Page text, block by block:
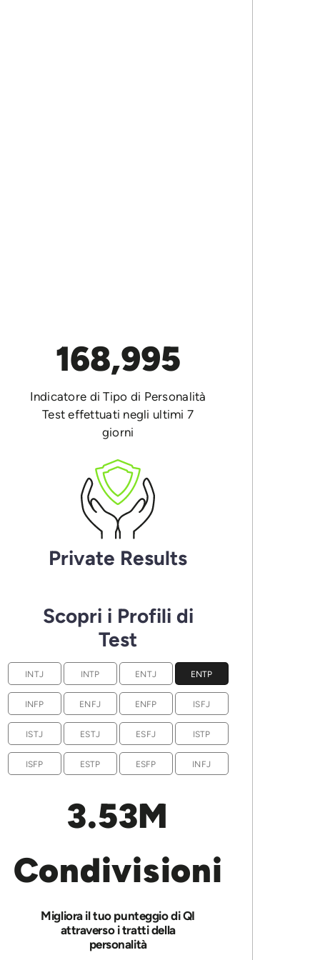
168,995
Indicatore di Tipo di Personalità
Test effettuati negli ultimi 7
giorni
Private Results
Scopri i Profili di
Test
INTJ INTP ENTJ ENTP
INFP ENFJ ENFP ISFJ
ISTJ ESTJ ESFJ ISTP
ISFP ESTP ESFP INFJ
3.53M
Condivisioni
Migliora il tuo punteggio di QI
attraverso i tratti della
personalità